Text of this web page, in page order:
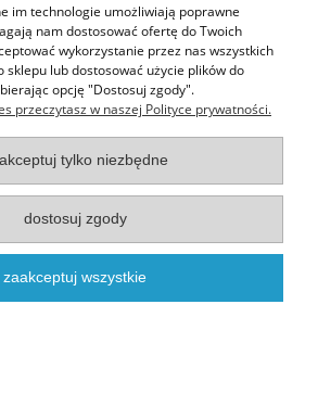
Informacje
Moje konto
O nas
|Sklep internetowy shoper
pełną wersję strony
im technologie umożliwiają poprawne
nam dostosować ofertę do Twoich
wykorzystanie przez nas wszystkich
sklepu lub dostosować użycie plików do
opcję "Dostosuj zgody".
przeczytasz w naszej Polityce prywatności.
tylko niezbędne
dostosuj zgody
zaakceptuj wszystkie